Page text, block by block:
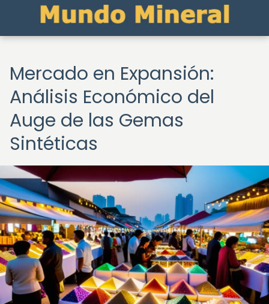
Mercado en Expansión:
Análisis Económico del
Auge de las Gemas
Sintéticas